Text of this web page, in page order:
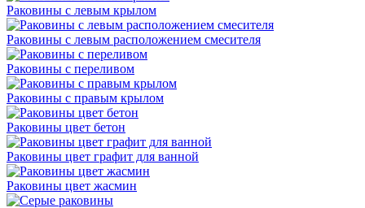
Раковины с левым крылом
Раковины с левым расположением смесителя
Раковины с переливом
Раковины с правым крылом
Раковины цвет бетон
Раковины цвет графит для ванной
Раковины цвет жасмин